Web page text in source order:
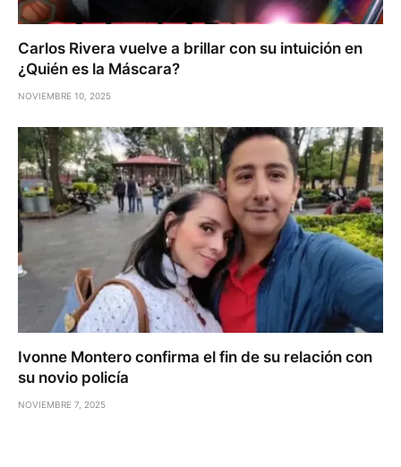
Carlos Rivera vuelve a brillar con su intuición en
¿Quién es la Máscara?
NOVIEMBRE 10, 2025
Ivonne Montero confirma el fin de su relación con
su novio policía
NOVIEMBRE 7, 2025